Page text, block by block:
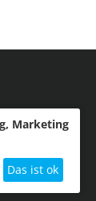
Marketing
Das ist ok